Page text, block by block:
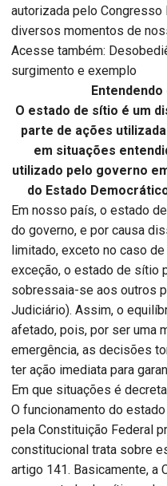
autorizada pelo
diversos momentos de
Acesse também:
surgimento e exemplo
O estado de sítio é um
parte de ações
em situações
utilizado pelo governo
do Estado
Em nosso país, o estado
do governo, e por causa
limitado, exceto no caso
exceção, o estado de sítio
sobressaia-se aos outros
Judiciário). Assim, o
afetado, pois, por ser uma
emergência, as decisões
ter ação imediata para
Em que situações é
O funcionamento do
pela Constituição Federal
constitucional trata sobre
artigo 141. Basicamente, a